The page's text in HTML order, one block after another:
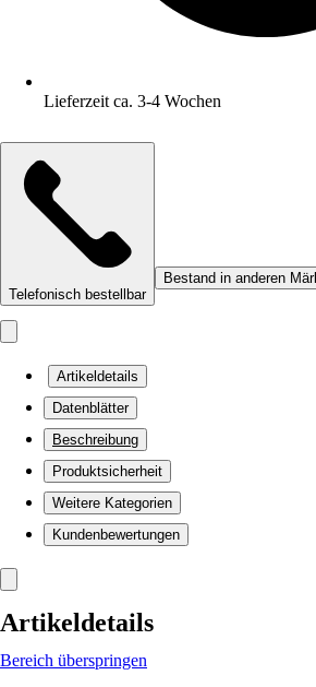
Lieferzeit ca. 3-4 Wochen
Telefonisch bestellbar
Bestand in anderen
Artikeldetails
Datenblätter
Beschreibung
Produktsicherheit
Weitere Kategorien
Kundenbewertungen
Artikeldetails
Bereich überspringen